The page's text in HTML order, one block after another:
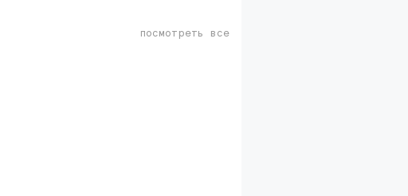
посмотреть все